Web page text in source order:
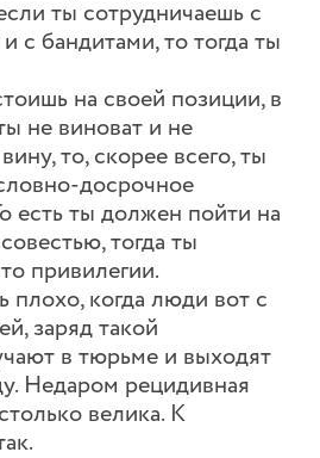
ты сотрудничаешь с
с бандитами, то тогда ты
на своей позиции, в
не виноват и не
то, скорее всего, ты
досрочное
есть ты должен пойти на
тогда ты
привилегии.
плохо, когда люди вот с
заряд такой
в тюрьме и выходят
Недаром рецидивная
велика. К